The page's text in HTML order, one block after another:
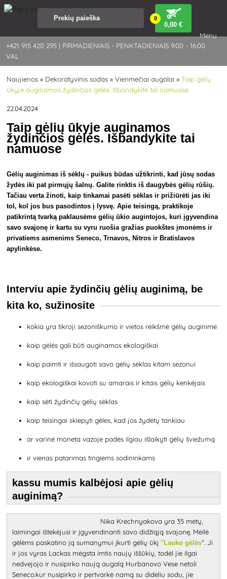
+421 915 420 295 | PIRMADIENIAIS - PENKTADIENIAIS 9:00 - 16:00
VAL
0
0,00 €
Menu
Naujienos » Dekoratyvinis sodas »Vienmečiai augalai »Taip gėlių
ūkyje auginamos žydinčios gėlės. Išbandykite tai namuose
22.04.2024
Taip gėlių ūkyje auginamos
žydinčios gėlės. Išbandykite tai
namuose
Gėlių auginimas iš sėklų - puikus būdas užtikrinti, kad jūsų sodas
žydės iki pat pirmųjų šalnų. Galite rinktis iš daugybės gėlių rūšių.
Tačiau verta žinoti, kaip tinkamai pasėti sėklas ir prižiūrėti jas iki
tol, kol jos bus pasodintos į lysvę. Apie teisingą, praktikoje
patikrintą tvarką paklausėme gėlių ūkio augintojos, kuri įgyvendina
savo svajonę ir kartu su vyru ruošia gražias puokštes įmonėms ir
privatiems asmenims Seneco, Trnavos, Nitros ir Bratislavos
apylinkėse.
Interviu apie žydinčių gėlių auginimą, be
kita ko, sužinosite
kokia yra tikroji sezoniškumo ir vietos reikšmė gėlių auginime
kaip gėlės gali būti auginamos ekologiškai
kaip paimti ir išsaugoti savo gėlių sėklas kitam sezonui
kaip ekologiškai kovoti su amarais ir kitais gėlių kenkėjais
kaip sėti žydinčių gėlių sėklas
kaip teisingai skiepyti gėles, kad jos žydėtų tankiau
ar varinė moneta vazoje padės ilgiau išlaikyti gėlių šviežumą
ir vienas patarimas tingiemssodininkams
kassu mumis kalbėjosi apie gėlių
auginimą?
Nika Krechnyakova yra 35 metų,
laimingai ištekėjusi ir įgyvendinanti savo didžiąją svajonę. Meilė
gėlėms paskatino ją sumanymui įkurti gėlių ūkį"Lauko gėlės". Ji
ir jos vyras Lackas mėgsta imtis naujų iššūkių, todėl jie ilgai
nedvejojo ir nusipirko naują augalą Hurbanovo Vese netoli
Seneco.kur nusipirko ir pertvarkė namą su dideliu sodu, jie